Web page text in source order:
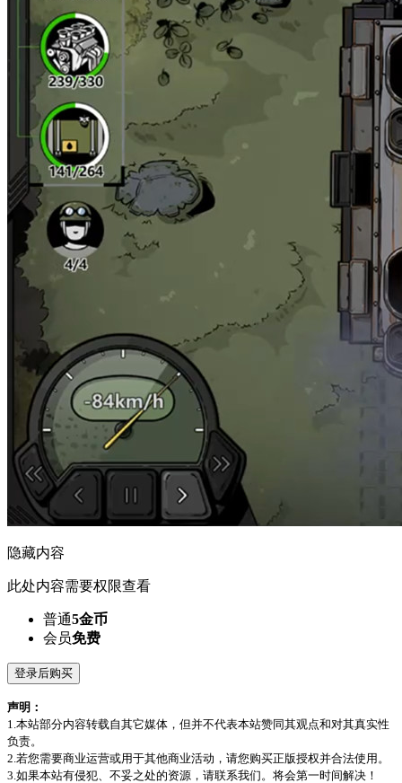
隐藏内容
此处内容需要权限查看
普通5金币
会员免费
登录后购买
声明：
1.本站部分内容转载自其它媒体，但并不代表本站赞同其观点和对其真实性
负责。
2.若您需要商业运营或用于其他商业活动，请您购买正版授权并合法使用。
3.如果本站有侵犯、不妥之处的资源，请联系我们。将会第一时间解决！